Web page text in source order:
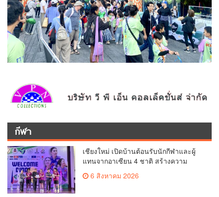
กีฬา
เชียงใหม่ เปิดบ้านต้อนรับนักกีฬาและผู้
แทนจากอาเซียน 4 ชาติ สร้างความ
ประทับใจก่อนเปิดศึกวอลเลย์บอล BYD
DMI 6th SEA V Cup
6 สิงหาคม 2026